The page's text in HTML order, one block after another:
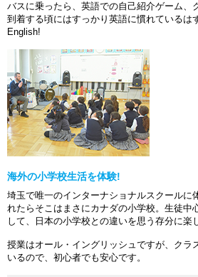
バスに乗ったら、英語での自己紹介ゲーム、
到着する頃にはすっかり英語に慣れているは
English!
海外の小学校生活を体験!
埼玉で唯一のインターナショナルスクールに
れたらそこはまさにカナダの小学校。生徒中
して、日本の小学校との違いを思う存分に楽
授業はオール・イングリッシュですが、クラ
いるので、初心者でも安心です。